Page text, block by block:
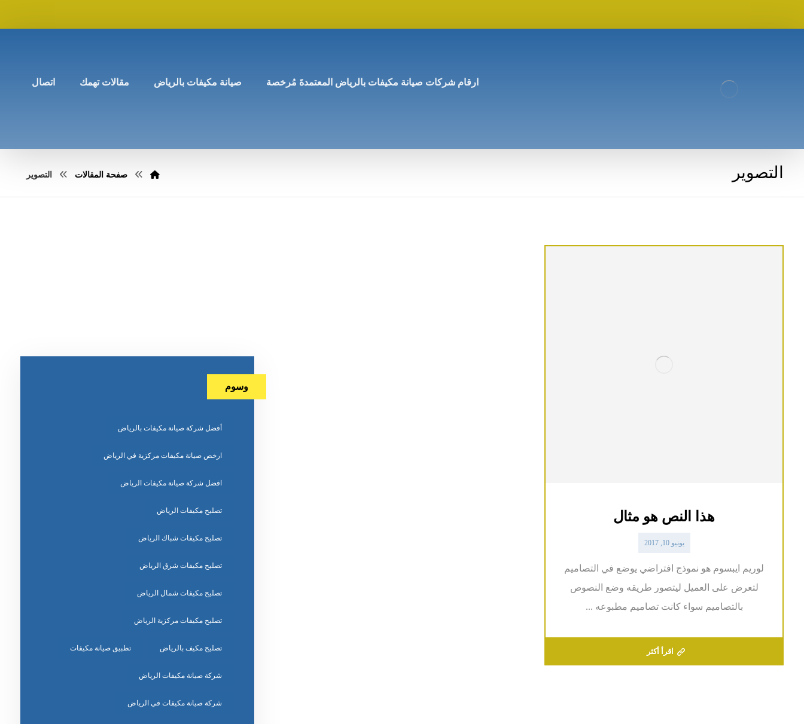
ارقام شركات صيانة مكيفات بالرياض المعتمدةَ مُرخصة صيانة مكيفات بالرياض مقالات تهمك اتصال
التصوير صفحة المقالات التصوير
هذا النص هو مثال
يونيو 10, 2017
لوريم ايبسوم هو نموذج افتراضي يوضع في التصاميم
لتعرض على العميل ليتصور طريقه وضع النصوص
بالتصاميم سواء كانت تصاميم مطبوعه ...
اقرأ أكثر
وسوم
أفضل شركة صيانة مكيفات بالرياض
ارخص صيانة مكيفات مركزية في الرياض
افضل شركة صيانة مكيفات الرياض
تصليح مكيفات الرياض
تصليح مكيفات شباك الرياض
تصليح مكيفات شرق الرياض
تصليح مكيفات شمال الرياض
تصليح مكيفات مركزية الرياض
تصليح مكيف بالرياض تطبيق صيانة مكيفات
شركة صيانة مكيفات الرياض
شركة صيانة مكيفات في الرياض